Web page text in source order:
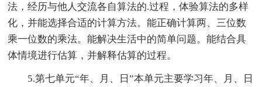
法，经历与他人交流各自算法的.过程，体验算法的多样
化，并能选择合适的计算方法。能正确计算两、三位数
乘一位数的乘法。能解决生活中的简单问题。能结合具
体情境进行估算，并解释估算的过程。
5.第七单元“年、月、日”本单元主要学习年、月、日